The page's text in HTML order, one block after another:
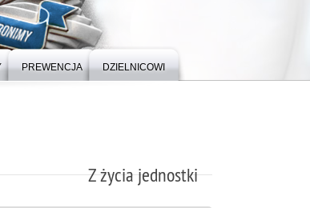
PREWENCJA DZIELNICOWI
Z życia jednostki